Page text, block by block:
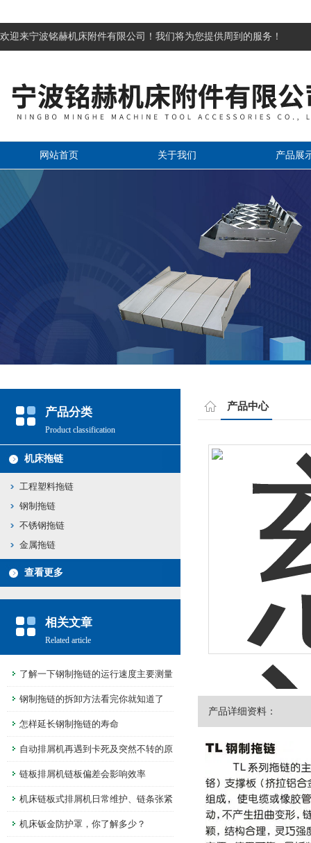
欢迎来宁波铭赫机床附件有限公司！我们将为您提供周到的服务！
网站首页 关于我们 产品展
产品分类
Product classification
机床拖链
工程塑料拖链
钢制拖链
不锈钢拖链
金属拖链
查看更多
相关文章
Related article
了解一下钢制拖链的运行速度主要测量
指标钢制拖链的拆卸方法看完你就知道了
怎样延长钢制拖链的寿命
自动排屑机再遇到卡死及突然不转的原
因看完就知道了
链板排屑机链板偏差会影响效率
机床链板式排屑机日常维护、链条张紧
保养规范
机床钣金防护罩，你了解多少？
产品中心
产品详细资料：